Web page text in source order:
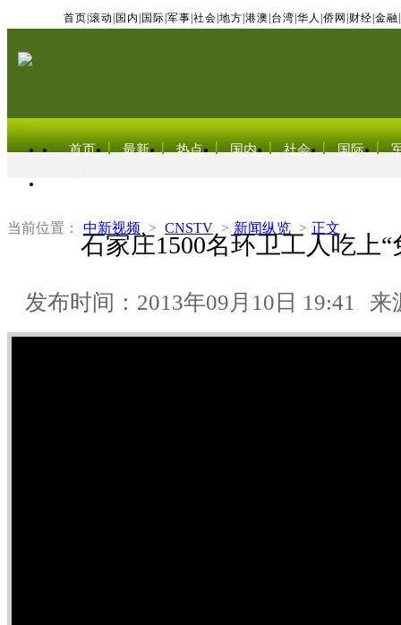
首页 滚动 国内 国际 军事 社会 地方 港澳 台湾 华人 侨网 财经 金融
首页 最新 热点 国内 社会 国际
当前位置： 中新视频 > CNSTV > 新闻纵览 > 正文
石家庄1500名环卫工人吃上“
发布时间：2013年09月10日 19:41 来